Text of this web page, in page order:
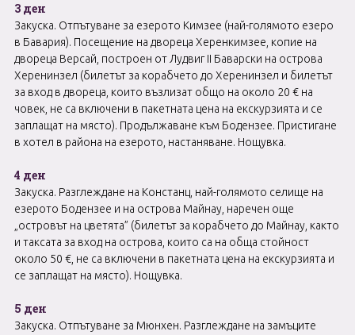
3 ден
Закуска. Отпътуване за eзерото Кимзеe (най-голямото езеро
в Бавария). Посещение на двореца Херенкимзеe, копие на
двореца Версай, построен от Лудвиг ІІ Баварски на острова
Херенинзел (билетът за корабчето до Херенинзел и билетът
за вход в двореца, които възлизат общо на около 20 € на
човек, не са включени в пакетната цена на екскурзията и се
заплащат на място). Продължаване към Бодензеe. Пристигане
в хотел в района на езерото, настаняване. Нощувка.
4 ден
Закуска. Разглеждане на Констанц, най-голямото селищe на
езерото Бодензеe и на острова Майнау, наречен още
„островът на цветята” (билетът за корабчето до Майнау, както
и таксата за вход на острова, които са на обща стойност
около 50 €, не са включени в пакетната цена на екскурзията и
се заплащат на място). Нощувка.
5 ден
Закуска. Отпътуване за Мюнхен. Разглеждане на замъците